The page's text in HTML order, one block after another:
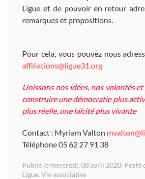
Ligue et de pouvoir en retour
remarques et propositions.
Pour cela, vous pouvez nous
affiliations@ligue31.org
Unissons nos idées, nos volontés
construire une démocratie plus
plus réelle, une laïcité plus vivante
Contact : Myriam Valton
Téléphone 05 62 27 91 38
Publié le mercredi, 08 avril 2020. Posté
Ligue, Vie associative